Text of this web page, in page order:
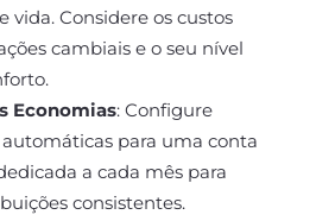
vida. Considere os custos
cambiais e o seu nível
Economias: Configure
para uma conta
a cada mês para
consistentes.